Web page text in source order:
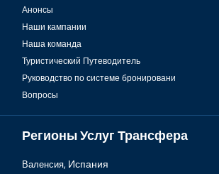
Анонсы
Наши кампании
Наша команда
Туристический Путеводитель
Руководство по системе бронировани
Вопросы
Регионы Услуг Трансфера
Валенсия, Испания